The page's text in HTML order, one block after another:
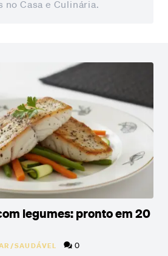
no Casa e Culinária.
legumes: pronto em 20
/SAUDÁVEL 0